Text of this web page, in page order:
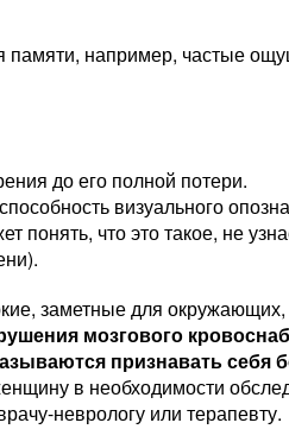
памяти, например, частые
до его полной потери.
визуального
понять, что это такое, не
заметные для окружающих,
мозгового
признавать себя
в необходимости
неврологу или терапевту.